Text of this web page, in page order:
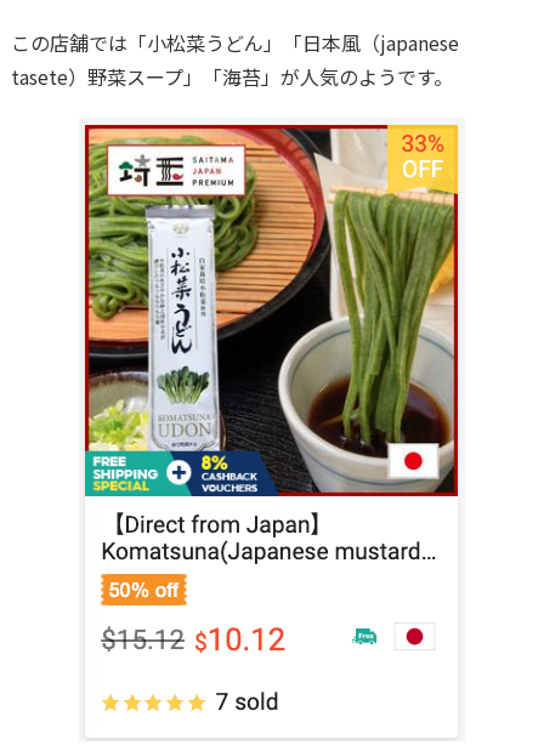
この店舗では「小松菜うどん」「日本風（japanese
tasete）野菜スープ」「海苔」が人気のようです。